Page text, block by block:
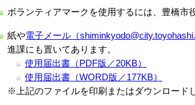
ボランティアマークを使用するには、豊橋市
紙や電子メール（
進課にも置いてあります。
使用届出書（PDF版／20KB）
使用届出書（WORD版／177KB）
※上記のファイルを印刷またはダウンロード